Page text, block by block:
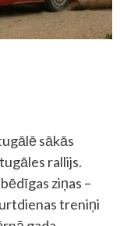
sākās
rallijs.
ziņas –
treniņi